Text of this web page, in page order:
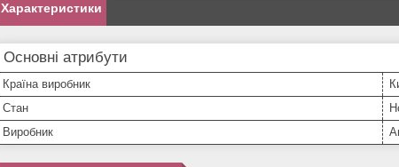
Характеристики
Основні атрибути
Країна виробник
Стан
Виробник